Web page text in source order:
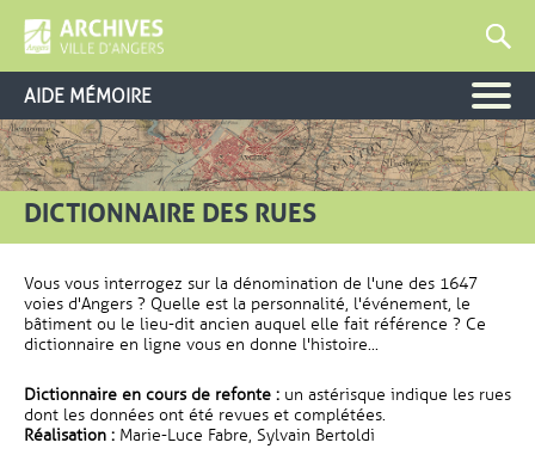
AIDE MÉMOIRE
DICTIONNAIRE DES RUES
Vous vous interrogez sur la dénomination de l'une des 1647
voies d'Angers ? Quelle est la personnalité, l'événement, le
bâtiment ou le lieu-dit ancien auquel elle fait référence ? Ce
dictionnaire en ligne vous en donne l'histoire...
Dictionnaire en cours de refonte : un astérisque indique les rues
dont les données ont été revues et complétées.
Réalisation : Marie-Luce Fabre, Sylvain Bertoldi